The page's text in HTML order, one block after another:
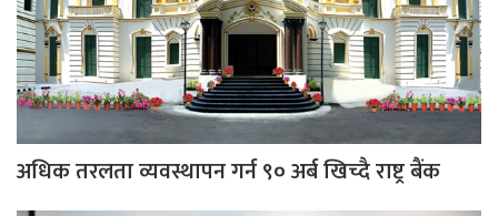
अधिक तरलता व्यवस्थापन गर्न ९० अर्ब खिच्दै राष्ट्र बैंक